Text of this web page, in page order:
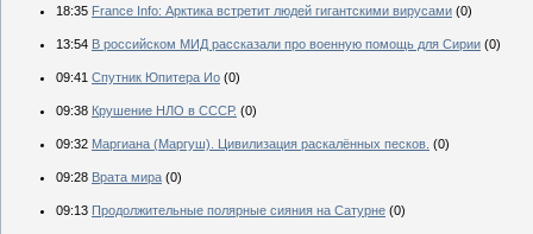
18:35 France Info: Арктика встретит людей гигантскими вирусами (0)
13:54 В российском МИД рассказали про военную помощь для Сирии (0)
09:41 Спутник Юпитера Ио (0)
09:38 Крушение НЛО в СССР. (0)
09:32 Маргиана (Маргуш). Цивилизация раскалённых песков. (0)
09:28 Врата мира (0)
09:13 Продолжительные полярные сияния на Сатурне (0)